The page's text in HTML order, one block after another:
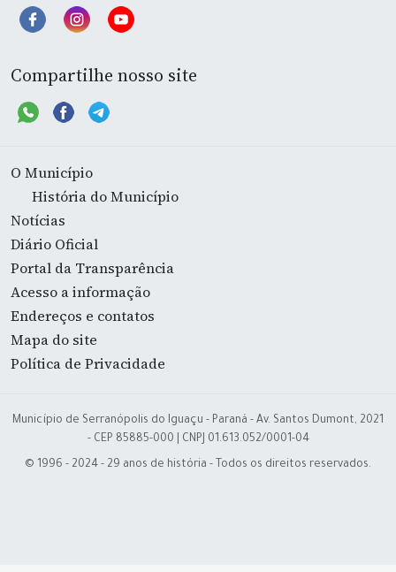
Compartilhe nosso site
O Município
História do Município
Notícias
Diário Oficial
Portal da Transparência
Acesso a informação
Endereços e contatos
Mapa do site
Política de Privacidade
Município de Serranópolis do Iguaçu - Paraná - Av. Santos Dumont, 2021
- CEP 85885-000 | CNPJ 01.613.052/0001-04
© 1996 - 2024 - 29 anos de história - Todos os direitos reservados.